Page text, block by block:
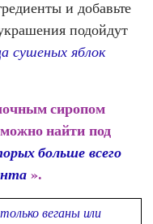
и добавьте
подойдут
сушеных яблок
сиропом
найти под
больше всего
».
веганы или